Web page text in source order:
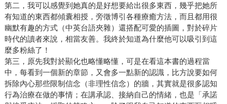
第二，我可以感覺到她真的是好想要給出很多東西，幾乎把她所
有知道的東西都傾囊相授，旁徵博引各種療癒方法，而且都用很
幽默有趣的方式（中英台語夾雜）還搭配可愛的插圖，對於碎片
時代的讀者來說，相當友善。我終於知道為什麼他可以吸引到這
麼多粉絲了！
第三，原先我對於顯化也略懂略懂，可是在看這本書的過程當
中，每看到一個新的章節，又會多一點新的認識，比方說要如何
拆除內心那些限制信念（非理性信念）的牆，其實就是很多認知
行為治療在做的事情；在講承認、接納自己的情緒，也是「承諾